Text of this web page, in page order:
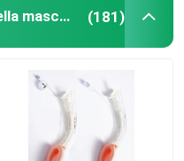
Vie respiratorie laringee della maschera (181)